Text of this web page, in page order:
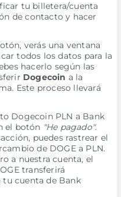
tu billetera/cuenta
de contacto y hacer
verás una ventana
todos los datos para la
hacerlo según las
Dogecoin a la
Este proceso llevará
Dogecoin PLN a Bank
el botón "He pagado".
puedes rastrear el
de DOGE a PLN.
a nuestra cuenta, el
transferirá
cuenta de Bank